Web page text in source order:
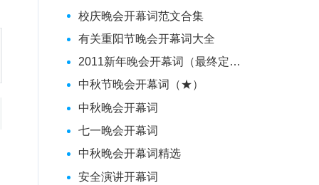
校庆晚会开幕词范文合集
有关重阳节晚会开幕词大全
2011新年晚会开幕词（最终定稿）
中秋节晚会开幕词（★）
中秋晚会开幕词
七一晚会开幕词
中秋晚会开幕词精选
安全演讲开幕词